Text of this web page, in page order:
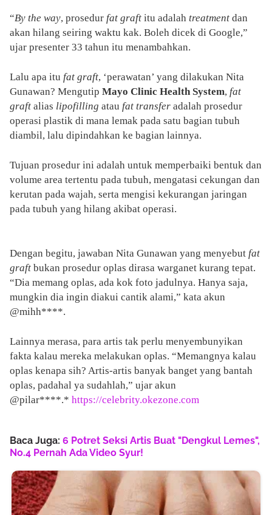
“By the way, prosedur fat graft itu adalah treatment dan
akan hilang seiring waktu kak. Boleh dicek di Google,”
ujar presenter 33 tahun itu menambahkan.
Lalu apa itu fat graft, ‘perawatan’ yang dilakukan Nita
Gunawan? Mengutip Mayo Clinic Health System, fat
graft alias lipofilling atau fat transfer adalah prosedur
operasi plastik di mana lemak pada satu bagian tubuh
diambil, lalu dipindahkan ke bagian lainnya.
Tujuan prosedur ini adalah untuk memperbaiki bentuk dan
volume area tertentu pada tubuh, mengatasi cekungan dan
kerutan pada wajah, serta mengisi kekurangan jaringan
pada tubuh yang hilang akibat operasi.
Dengan begitu, jawaban Nita Gunawan yang menyebut fat
graft bukan prosedur oplas dirasa warganet kurang tepat.
“Dia memang oplas, ada kok foto jadulnya. Hanya saja,
mungkin dia ingin diakui cantik alami,” kata akun
@mihh****.
Lainnya merasa, para artis tak perlu menyembunyikan
fakta kalau mereka melakukan oplas. “Memangnya kalau
oplas kenapa sih? Artis-artis banyak banget yang bantah
oplas, padahal ya sudahlah,” ujar akun
@pilar****.* https://celebrity.okezone.com
Baca Juga: 6 Potret Seksi Artis Buat "Dengkul Lemes",
No.4 Pernah Ada Video Syur!